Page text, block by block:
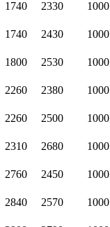
1740 2330 1000
1740 2430 1000
1800 2530 1000
2260 2380 1000
2260 2500 1000
2310 2680 1000
2760 2450 1000
2840 2570 1000